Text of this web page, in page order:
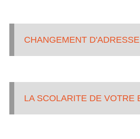
É
É
S
A
CHANGEMENT
LA SCOLARITE DE VOTRE